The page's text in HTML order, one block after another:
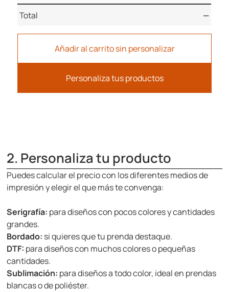
Total —
Añadir al carrito sin personalizar
Personaliza tus productos
2. Personaliza tu producto
Puedes calcular el precio con los diferentes medios de
impresión y elegir el que más te convenga:
Serigrafía: para diseños con pocos colores y cantidades
grandes.
Bordado: si quieres que tu prenda destaque.
DTF: para diseños con muchos colores o pequeñas
cantidades.
Sublimación: para diseños a todo color, ideal en prendas
blancas o de poliéster.